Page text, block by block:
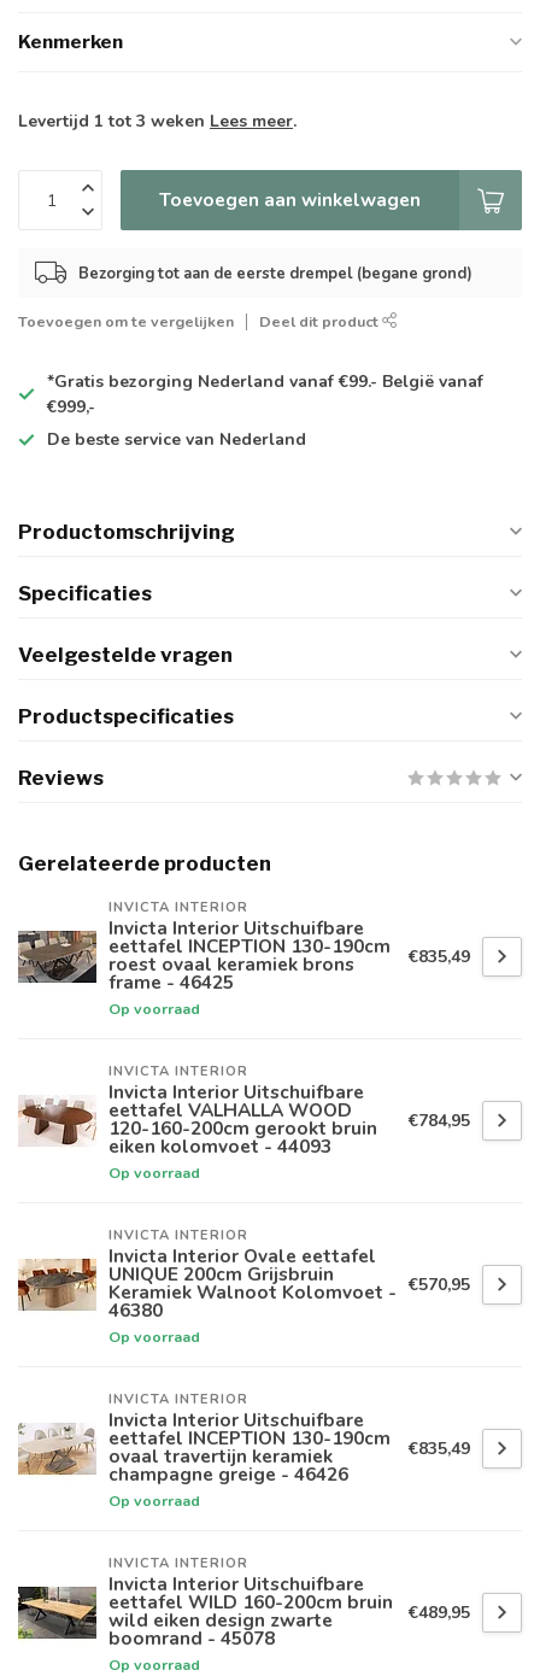
Kenmerken
Levertijd 1 tot 3 weken Lees meer.
Toevoegen aan winkelwagen
Bezorging tot aan de eerste drempel (begane grond)
Toevoegen om te vergelijken Deel dit product
*Gratis bezorging Nederland vanaf €99.- België vanaf
€999,-
De beste service van Nederland
Productomschrijving
Specificaties
Veelgestelde vragen
Productspecificaties
Reviews
Gerelateerde producten
INVICTA INTERIOR
Invicta Interior Uitschuifbare
eettafel INCEPTION 130-190cm
roest ovaal keramiek brons
frame - 46425
Op voorraad
€835,49
INVICTA INTERIOR
Invicta Interior Uitschuifbare
eettafel VALHALLA WOOD
120-160-200cm gerookt bruin
eiken kolomvoet - 44093
Op voorraad
€784,95
INVICTA INTERIOR
Invicta Interior Ovale eettafel
UNIQUE 200cm Grijsbruin
Keramiek Walnoot Kolomvoet -
46380
Op voorraad
€570,95
INVICTA INTERIOR
Invicta Interior Uitschuifbare
eettafel INCEPTION 130-190cm
ovaal travertijn keramiek
champagne greige - 46426
Op voorraad
€835,49
INVICTA INTERIOR
Invicta Interior Uitschuifbare
eettafel WILD 160-200cm bruin
wild eiken design zwarte
boomrand - 45078
Op voorraad
€489,95